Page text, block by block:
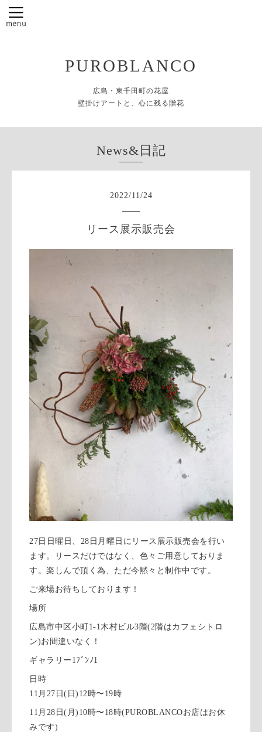
PUROBLANCO
広島・東千田町の花屋
壁掛けアートと、心に残る贈花
News&日記
2022/11 /24
リース展示販売会
27日日曜日、28日月曜日にリース展示販売会を行い
ます。リースだけではなく、色々ご用意しておりま
す。楽しんで頂く為、ただ今黙々と制作中です。
ご来場お待ちしております！
場所
広島市中区小町1-1木村ビル3階(2階はカフェシトロ
ン)お間違いなく！
ギャラリー1ﾌﾞﾝﾉ1
日時
11月27日(日)12時〜19時
11月28日(月)10時〜18時(PUROBLANCOお店はお休
みです)